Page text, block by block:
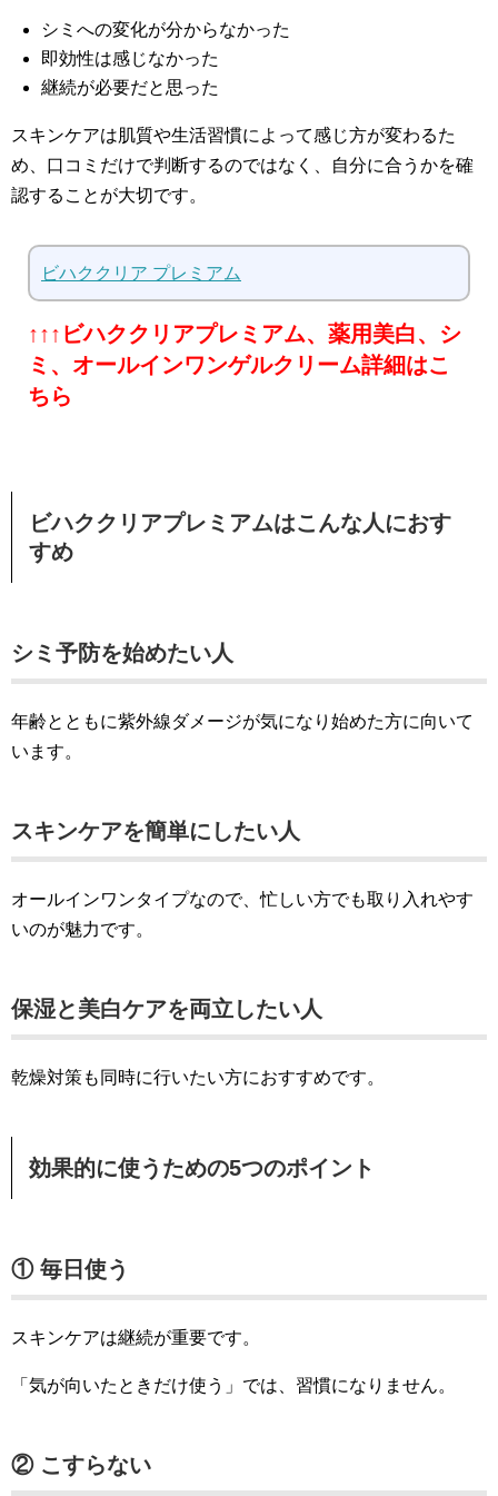
シミへの変化が分からなかった
即効性は感じなかった
継続が必要だと思った
スキンケアは肌質や生活習慣によって感じ方が変わるた
め、口コミだけで判断するのではなく、自分に合うかを確
認することが大切です。
ビハククリア プレミアム
↑↑↑ビハククリアプレミアム、薬用美白、シ
ミ、オールインワンゲルクリーム詳細はこ
ちら
ビハククリアプレミアムはこんな人におす
すめ
シミ予防を始めたい人
年齢とともに紫外線ダメージが気になり始めた方に向いて
います。
スキンケアを簡単にしたい人
オールインワンタイプなので、忙しい方でも取り入れやす
いのが魅力です。
保湿と美白ケアを両立したい人
乾燥対策も同時に行いたい方におすすめです。
効果的に使うための5つのポイント
① 毎日使う
スキンケアは継続が重要です。
「気が向いたときだけ使う」では、習慣になりません。
② こすらない